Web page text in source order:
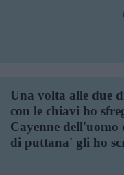
Una volta alle due
con le chiavi ho
Cayenne dell'uomo
di puttana' gli ho